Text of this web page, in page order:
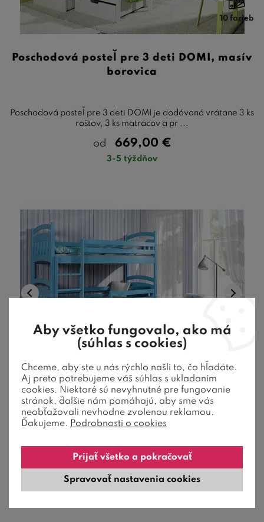
10 farieb
Poschodová posteľ pre 3 deti DOMI, masív
borovica
Poschodová posteľ pre 3 deti DOMI je dodávaná vrátane 3 ks
roštov, 3 ks matracov a pr ...
od 669,00 €
3-5 týždňov
Poschodová posteľ pre 3 deti JACOB,
masív borovica
Poschodová posteľ pre 3 deti JACOB je vyrobená z masívu
borovice.
649,00€
Aby všetko fungovalo, ako má
(súhlas s cookies)
Chceme, aby ste u nás rýchlo našli to, čo hľadáte.
Aj preto potrebujeme váš súhlas s ukladaním
cookies. Niektoré sú nevyhnutné pre fungovanie
stránok, ďalšie nám pomáhajú, aby sme vás
neobťažovali nevhodne zvolenou reklamou.
Ďakujeme. Podrobnosti o cookies
Spravovať nastavenia cookies
Prijať všetko a pokračovať